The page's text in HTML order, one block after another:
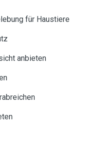
für Haustiere
anbieten